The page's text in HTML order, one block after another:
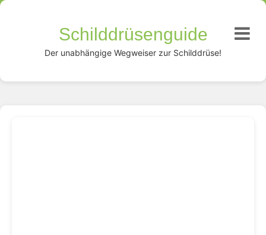
Schilddrüsenguide
Der unabhängige Wegweiser zur Schilddrüse!